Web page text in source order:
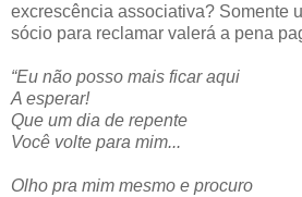
excrescência associativa? Somente
sócio para reclamar valerá a pena
“Eu não posso mais ficar aqui
A esperar!
Que um dia de repente
Você volte para mim...
Olho pra mim mesmo e procuro